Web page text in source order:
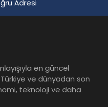
Adresi
en güncel
ve dünyadan son
teknoloji ve daha